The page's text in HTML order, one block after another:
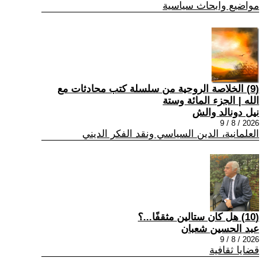
مواضيع وابحاث سياسية
(9) الخلاصة الروحية من سلسلة كتب محادثات مع
الله | الجزء المائة وستة
نيل دونالد والش
2026 / 8 / 9
العلمانية، الدين السياسي ونقد الفكر الديني
(10) هل كان ستالين مثقفًا...؟
عبد الحسين شعبان
2026 / 8 / 9
قضايا ثقافية